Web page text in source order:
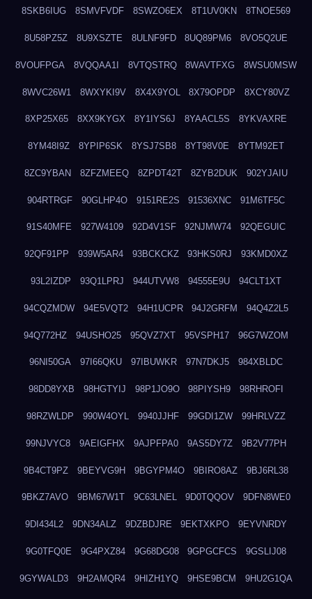
8SKB6IUG 8SMVFVDF 8SWZO6EX 8T1UV0KN 8TNOE569
8U58PZ5Z 8U9XSZTE 8ULNF9FD 8UQ89PM6 8VO5Q2UE
8VOUFPGA 8VQQAA1I 8VTQSTRQ 8WAVTFXG 8WSU0MSW
8WVC26W1 8WXYKI9V 8X4X9YOL 8X79OPDP 8XCY80VZ
8XP25X65 8XX9KYGX 8Y1IYS6J 8YAACL5S 8YKVAXRE
8YM48I9Z 8YPIP6SK 8YSJ7SB8 8YT98V0E 8YTM92ET
8ZC9YBAN 8ZFZMEEQ 8ZPDT42T 8ZYB2DUK 902YJAIU
904RTRGF 90GLHP4O 9151RE2S 91536XNC 91M6TF5C
91S40MFE 927W4109 92D4V1SF 92NJMW74 92QEGUIC
92QF91PP 939W5AR4 93BCKCKZ 93HKS0RJ 93KMD0XZ
93L2IZDP 93Q1LPRJ 944UTVW8 94555E9U 94CLT1XT
94CQZMDW 94E5VQT2 94H1UCPR 94J2GRFM 94Q4Z2L5
94Q772HZ 94USHO25 95QVZ7XT 95VSPH17 96G7WZOM
96NI50GA 97I66QKU 97IBUWKR 97N7DKJ5 984XBLDC
98DD8YXB 98HGTYIJ 98P1JO9O 98PIYSH9 98RHROFI
98RZWLDP 990W4OYL 9940JJHF 99GDI1ZW 99HRLVZZ
99NJVYC8 9AEIGFHX 9AJPFPA0 9AS5DY7Z 9B2V77PH
9B4CT9PZ 9BEYVG9H 9BGYPM4O 9BIRO8AZ 9BJ6RL38
9BKZ7AVO 9BM67W1T 9C63LNEL 9D0TQQOV 9DFN8WE0
9DI434L2 9DN34ALZ 9DZBDJRE 9EKTXKPO 9EYVNRDY
9G0TFQ0E 9G4PXZ84 9G68DG08 9GPGCFCS 9GSLIJ08
9GYWALD3 9H2AMQR4 9HIZH1YQ 9HSE9BCM 9HU2G1QA